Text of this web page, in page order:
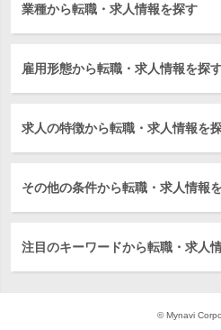
業種から転職・求人情報を探す
雇用形態から転職・求人情報を探
求人の特徴から転職・求人情報を
その他の条件から転職・求人情報
注目のキーワードから転職・求人
© Mynavi